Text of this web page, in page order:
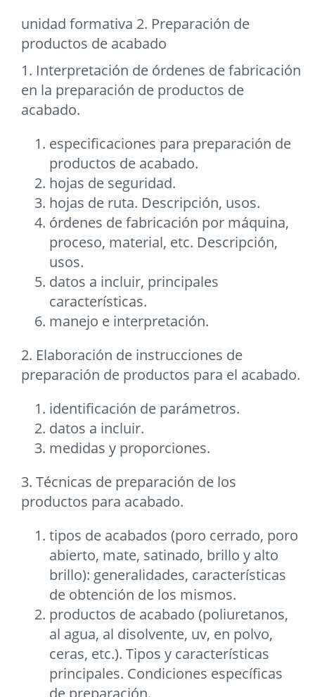
unidad formativa 2. Preparación de
productos de acabado
1. Interpretación de órdenes de fabricación
en la preparación de productos de
acabado.
especificaciones para preparación de
productos de acabado.
hojas de seguridad.
hojas de ruta. Descripción, usos.
órdenes de fabricación por máquina,
proceso, material, etc. Descripción,
usos.
datos a incluir, principales
características.
manejo e interpretación.
2. Elaboración de instrucciones de
preparación de productos para el acabado.
identificación de parámetros.
datos a incluir.
medidas y proporciones.
3. Técnicas de preparación de los
productos para acabado.
tipos de acabados (poro cerrado, poro
abierto, mate, satinado, brillo y alto
brillo): generalidades, características
de obtención de los mismos.
productos de acabado (poliuretanos,
al agua, al disolvente, uv, en polvo,
ceras, etc.). Tipos y características
principales. Condiciones específicas
de preparación.